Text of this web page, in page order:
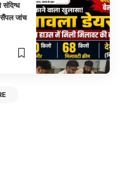
सैंपल जांच